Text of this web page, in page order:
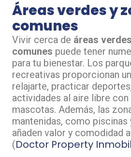
Áreas verdes y
comunes
Vivir cerca de áreas
comunes puede tener
para tu bienestar. Los
recreativas proporcionan
relajarte, practicar
actividades al aire libre
mascotas. Además, las
mantenidas, como piscinas
añaden valor y comodidad
(Doctor Property